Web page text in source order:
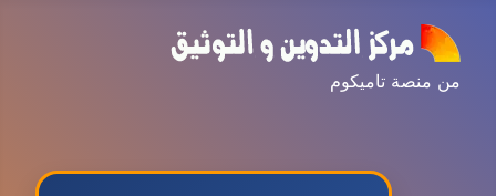
من منصة تاميكوم